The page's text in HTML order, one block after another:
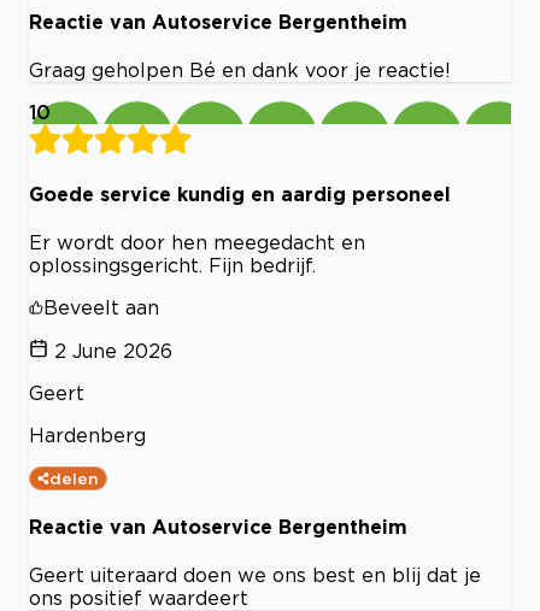
Reactie van Autoservice Bergentheim
Graag geholpen Bé en dank voor je reactie!
10
Goede service kundig en aardig personeel
Er wordt door hen meegedacht en
oplossingsgericht. Fijn bedrijf.
Beveelt aan
2 June 2026
Geert
Hardenberg
delen
Reactie van Autoservice Bergentheim
Geert uiteraard doen we ons best en blij dat je
ons positief waardeert